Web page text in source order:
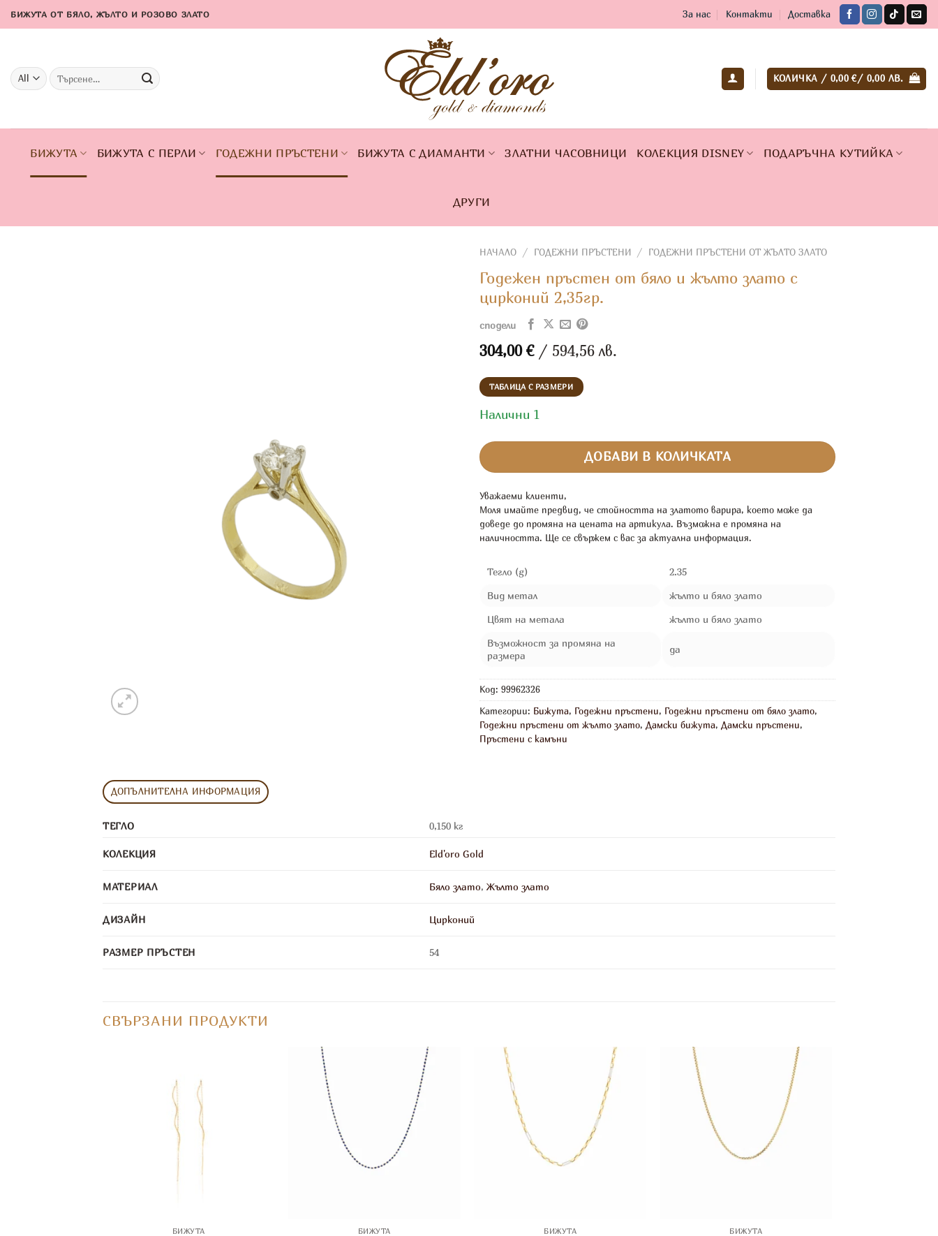
Skip
to
БИЖУТА ОТ БЯЛО, ЖЪЛТО И РОЗОВО ЗЛАТО За нас Контакти Доставка
Търсене
за:
КОЛИЧКА / 0,00€/ 0,00 ЛВ.
БИЖУТА БИЖУТА С ПЕРЛИ ГОДЕЖНИ ПРЪСТЕНИ БИЖУТА С ДИАМАНТИ ЗЛАТНИ ЧАСОВНИЦИ КОЛЕКЦИЯ DISNEY ПОДАРЪЧНА КУТИЙКА
ДРУГИ
НАЧАЛО / ГОДЕЖНИ ПРЪСТЕНИ / ГОДЕЖНИ ПРЪСТЕНИ ОТ ЖЪЛТО ЗЛАТО
Годежен пръстен от бяло и жълто злато с
цирконий 2,35гр.
сподели
304,00 €/ 594,56 лв.
ТАБЛИЦА С РАЗМЕРИ
Налични 1
ДОБАВИ В КОЛИЧКАТА
Уважаеми клиенти,
Моля имайте предвид, че стойността на златото варира, което може да
доведе до промяна на цената на артикула. Възможна е промяна на
наличността. Ще се свържем с вас за актуална информация.
Тегло (g)
2.35
Вид метал
жълто и бяло злато
Цвят на метала
жълто и бяло злато
Възможност за промяна на
размера
да
Код: 99962326
Категории: Бижута, Годежни пръстени, Годежни пръстени от бяло злато,
Годежни пръстени от жълто злато, Дамски бижута, Дамски пръстени,
Пръстени с камъни
ДОПЪЛНИТЕЛНА ИНФОРМАЦИЯ
ТЕГЛО 0,150 кг
КОЛЕКЦИЯ Eld'oro Gold
МАТЕРИАЛ Бяло злато,Жълто злато
ДИЗАЙН Цирконий
РАЗМЕР ПРЪСТЕН 54
СВЪРЗАНИ ПРОДУКТИ
БИЖУТА БИЖУТА БИЖУТА БИЖУТА